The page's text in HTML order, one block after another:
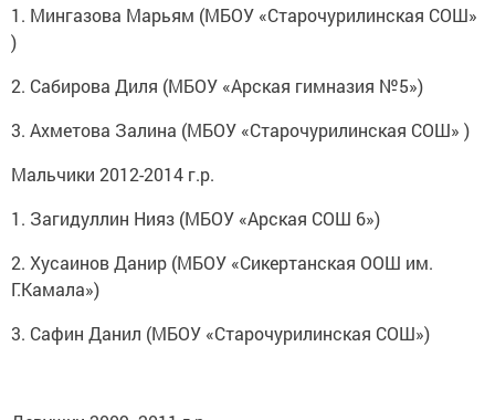
1. Мингазова Марьям (МБОУ «Старочурилинская СОШ»
)
2. Сабирова Диля (МБОУ «Арская гимназия №5»)
3. Ахметова Залина (МБОУ «Старочурилинская СОШ» )
Мальчики 2012-2014 г.р.
1. Загидуллин Нияз (МБОУ «Арская СОШ 6»)
2. Хусаинов Данир (МБОУ «Сикертанская ООШ им.
Г.Камала»)
3. Сафин Данил (МБОУ «Старочурилинская СОШ»)